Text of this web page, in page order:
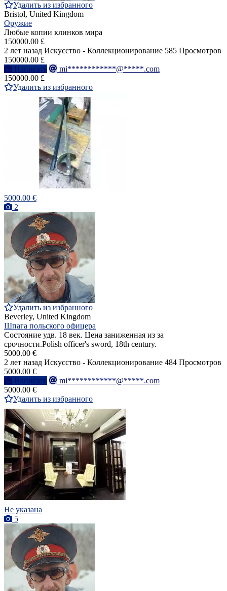
Удалить из избранного
Bristol, United Kingdom
Оружие
Любые копии клинков мира
150000.00 £
2 лет назад Искусство - Коллекционирование 585 Просмотров
150000.00 £
Написать
mi************@*****.com
150000.00 £
Удалить из избранного
5000.00 €
2
Удалить из избранного
Beverley, United Kingdom
Шпага польского офицера
Состояние удв. 18 век. Цена заниженная из за
срочности.Polish officer's sword, 18th century.
5000.00 €
2 лет назад Искусство - Коллекционирование 484 Просмотров
5000.00 €
Написать
mi************@*****.com
5000.00 €
Удалить из избранного
Не указана
5